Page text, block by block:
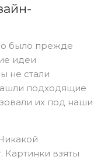
было прежде
идеи
не стали
подходящие
их под наши
Картинки взяты